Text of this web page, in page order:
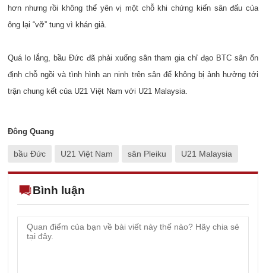
hơn nhưng rồi không thể yên vị một chỗ khi chứng kiến sân đấu của
ông lại “vỡ” tung vì khán giả.
Quá lo lắng, bầu Đức đã phải xuống sân tham gia chỉ đạo BTC sân ổn
định chỗ ngồi và tình hình an ninh trên sân để không bị ảnh hưởng tới
trận chung kết của U21 Việt Nam với U21 Malaysia.
Đông Quang
bầu Đức U21 Việt Nam sân Pleiku U21 Malaysia
Bình luận